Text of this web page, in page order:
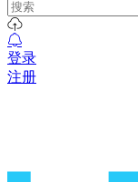
登录
注册